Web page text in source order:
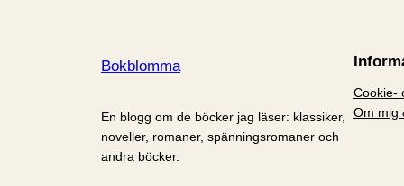
Bokblomma
En blogg om de böcker jag läser: klassiker,
noveller, romaner, spänningsromaner och
andra böcker.
Cookie-
Om mig